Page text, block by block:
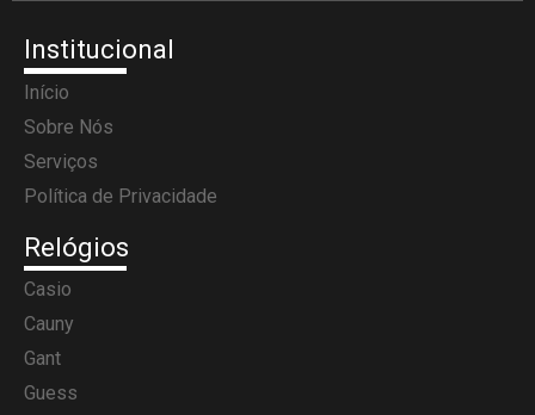
Institucional
Início
Sobre Nós
Serviços
Política de Privacidade
Relógios
Casio
Cauny
Gant
Guess